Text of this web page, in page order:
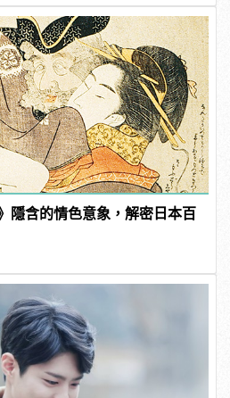
隱含的情色意象，解密日本百